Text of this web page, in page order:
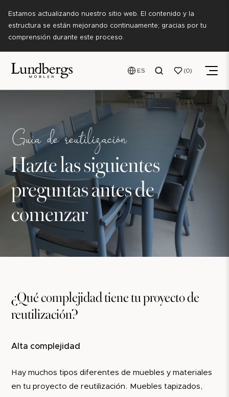
Estamos actualizando nuestro sitio web. El contenido y la
estructura se están mejorando continuamente; gracias por tu
comprensión durante este proceso.
ES 0
Guía de reutilización
Hazte las siguientes
preguntas antes de
comenzar
¿Qué complejidad tiene tu proyecto de
reutilización?
Alta complejidad
Hay muchos tipos diferentes de muebles y materiales
en tu proyecto de reutilización. Muebles tapizados,